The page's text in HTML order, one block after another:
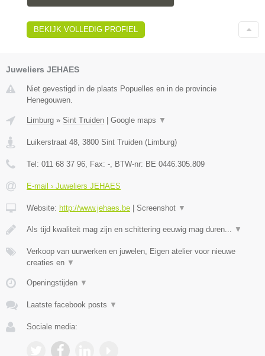
BEKIJK VOLLEDIG PROFIEL
Juweliers JEHAES
Niet gevestigd in de plaats Popuelles en in de provincie
Henegouwen.
Limburg » Sint Truiden Google maps ▼
Luikerstraat 48, 3800 Sint Truiden (Limburg)
Tel: 011 68 37 96, Fax: -, BTW-nr: BE 0446.305.809
E-mail › Juweliers JEHAES
Website: http://www.jehaes.be Screenshot ▼
Als tijd kwaliteit mag zijn en schittering eeuwig mag duren... ▼
Verkoop van uurwerken en juwelen, Eigen atelier voor nieuwe
creaties en ▼
Openingstijden ▼
Laatste facebook posts ▼
Sociale media: